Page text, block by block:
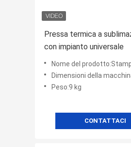
Pressa termica a
con impianto universale
Nome del prodotto:Stampa 3D per
Dimensioni della
Peso:9 kg
CONTATTACI